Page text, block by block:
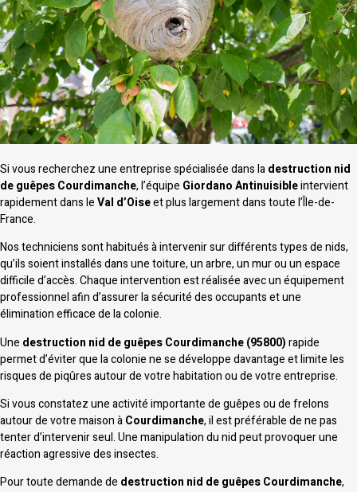
Si vous recherchez une entreprise spécialisée dans ladestruction nid
de guêpes Courdimanche, l’équipe Giordano Antinuisibleintervient
rapidement dans leVal d’Oiseet plus largement dans toute l’Île-de-
France.
Nos techniciens sont habitués à intervenir sur différents types de nids,
qu’ils soient installés dans une toiture, un arbre, un mur ou un espace
difficile d’accès. Chaque intervention est réalisée avec un équipement
professionnel afin d’assurer la sécurité des occupants et une
élimination efficace de la colonie.
Une destruction nid de guêpes Courdimanche (95800)rapide
permet d’éviter que la colonie ne se développe davantage et limite les
risques de piqûres autour de votre habitation ou de votre entreprise.
Si vous constatez une activité importante de guêpes ou de frelons
autour de votre maison àCourdimanche, il est préférable de ne pas
tenter d’intervenir seul. Une manipulation du nid peut provoquer une
réaction agressive des insectes.
Pour toute demande de destruction nid de guêpes Courdimanche,